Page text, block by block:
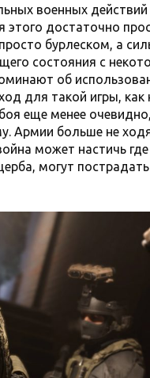
военных
этого достаточно
бурлеском, а
состояния с
об
для такой игры, как
еще менее
Армии больше не
может настичь
могут